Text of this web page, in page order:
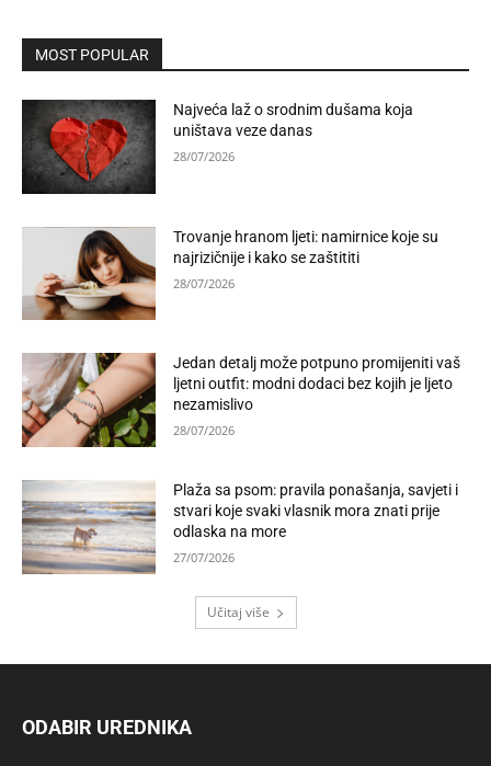
MOST POPULAR
Najveća laž o srodnim dušama koja
uništava veze danas
28/07/2026
Trovanje hranom ljeti: namirnice koje su
najrizičnije i kako se zaštititi
28/07/2026
Jedan detalj može potpuno promijeniti vaš
ljetni outfit: modni dodaci bez kojih je ljeto
nezamislivo
28/07/2026
Plaža sa psom: pravila ponašanja, savjeti i
stvari koje svaki vlasnik mora znati prije
odlaska na more
27/07/2026
Učitaj više
ODABIR UREDNIKA